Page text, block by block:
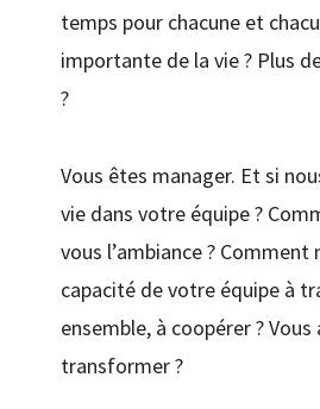
temps pour chacune et
importante de la vie ? Plus
?
Vous êtes manager. Et si
vie dans votre équipe ?
vous l’ambiance ?
capacité de votre équipe à
ensemble, à coopérer ? Vous
transformer ?